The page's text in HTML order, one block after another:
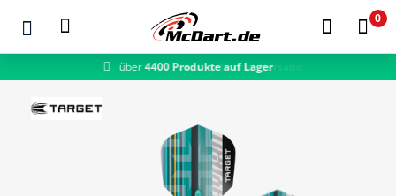
Zum Hauptinhalt springen
0
schneller Versand